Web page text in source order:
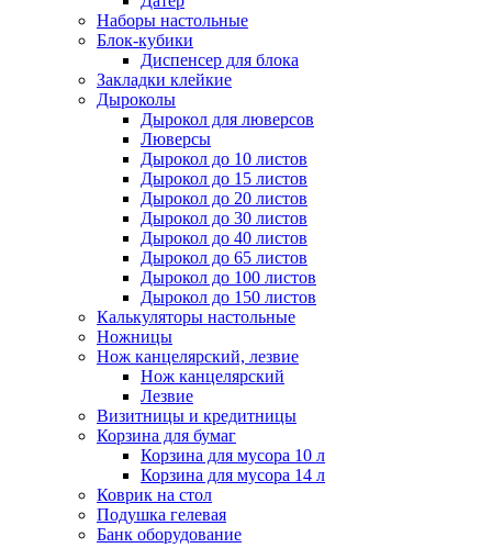
Наборы настольные
Блок-кубики
Диспенсер для блока
Закладки клейкие
Дыроколы
Дырокол для люверсов
Люверсы
Дырокол до 10 листов
Дырокол до 15 листов
Дырокол до 20 листов
Дырокол до 30 листов
Дырокол до 40 листов
Дырокол до 65 листов
Дырокол до 100 листов
Дырокол до 150 листов
Калькуляторы настольные
Ножницы
Нож канцелярский, лезвие
Нож канцелярский
Лезвие
Визитницы и кредитницы
Корзина для бумаг
Корзина для мусора 10 л
Корзина для мусора 14 л
Коврик на стол
Подушка гелевая
Банк оборудование